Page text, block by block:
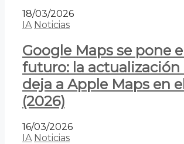
18/03/2026
IA Noticias
Google Maps se pone
futuro: la actualización
deja a Apple Maps en
(2026)
16/03/2026
IA Noticias